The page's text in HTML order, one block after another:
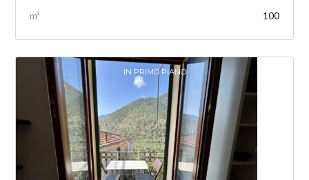
m² 100
IN PRIMO PIANO